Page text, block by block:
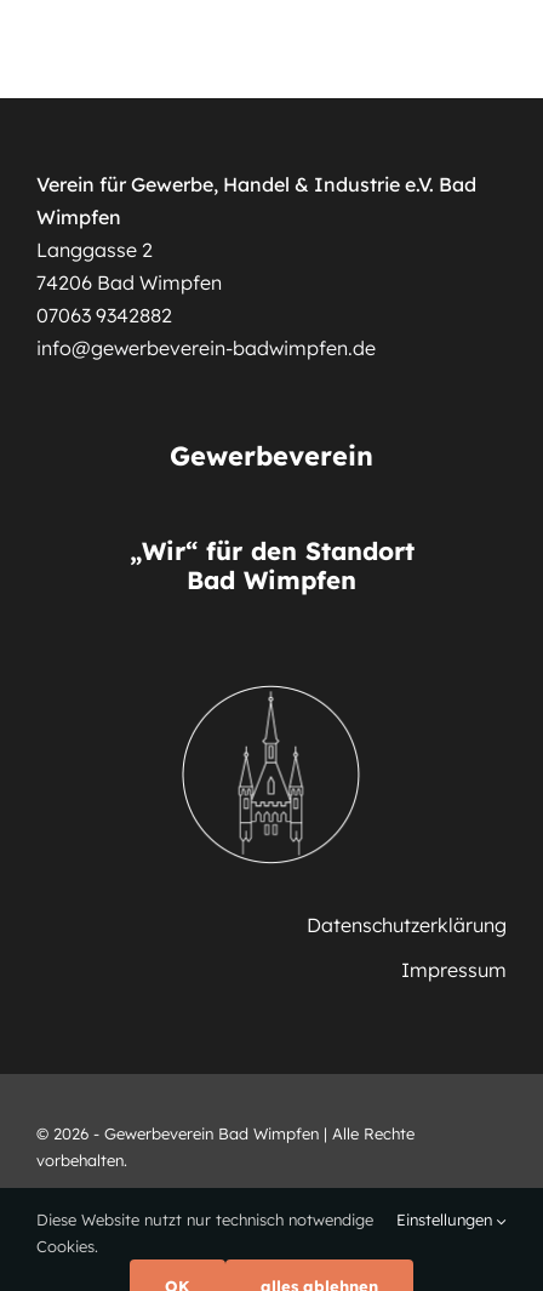
Verein für Gewerbe, Handel & Industrie e.V. Bad
Wimpfen
Langgasse 2
74206 Bad Wimpfen
07063 9342882
info@gewerbeverein-badwimpfen.de
Gewerbeverein
„Wir“ für den Standort
Bad Wimpfen
Datenschutzerklärung
Impressum
© 2026 - Gewerbeverein Bad Wimpfen | Alle Rechte
vorbehalten.
Diese Website nutzt nur technisch notwendige
Cookies.
Einstellungen
OK alles ablehnen